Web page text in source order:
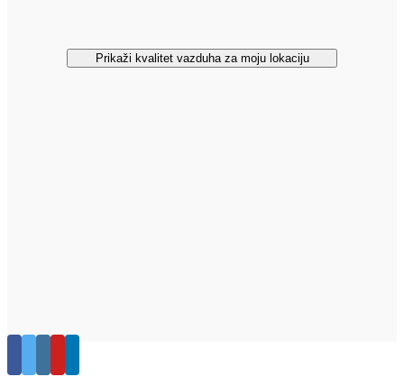
Prikaži kvalitet vazduha za moju lokaciju